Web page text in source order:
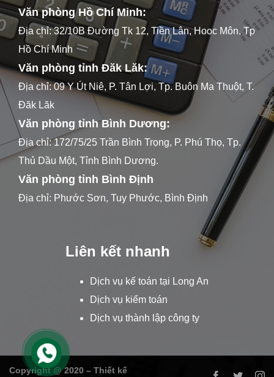
Văn phòng Hồ Chí Minh:
Địa chỉ: 32/10B Đường Tk 12, Tiền Lân, Hooc Môn, Tp
Hồ Chí Minh
Văn phòng tỉnh Đăk Lăk:
Địa chỉ: 09 Y Út Niê, P. Tân Lợi, Tp. Buôn Ma Thuột, T.
Đăk Lăk
Văn phòng tỉnh Bình Dương:
Địa chỉ: 172/75/25 Trần Bình Trọng, P. Phú Thọ, Tp.
Thủ Dầu Một, Tỉnh Bình Dương.
Văn phòng tỉnh Bình Định
Địa chỉ: Phước Sơn, Tuy Phước, Bình Định
Liên kết nhanh
Dịch vụ kế toán tại Long An
Dịch vụ kiểm toán
Dịch vụ thành lập công ty
Copyright @ 2020 – Thiết kế